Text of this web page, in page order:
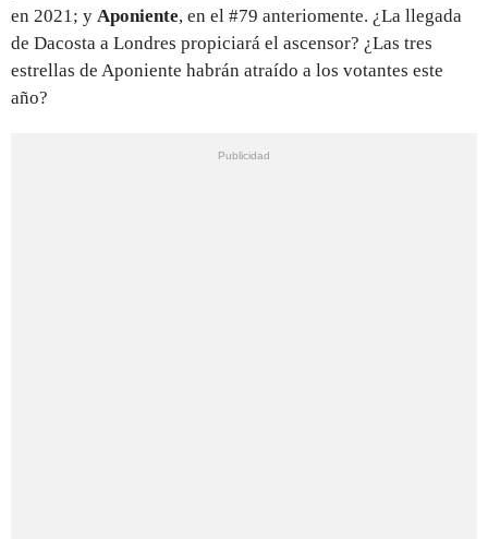
en 2021; y Aponiente, en el #79 anteriomente. ¿La llegada
de Dacosta a Londres propiciará el ascensor? ¿Las tres
estrellas de Aponiente habrán atraído a los votantes este
año?